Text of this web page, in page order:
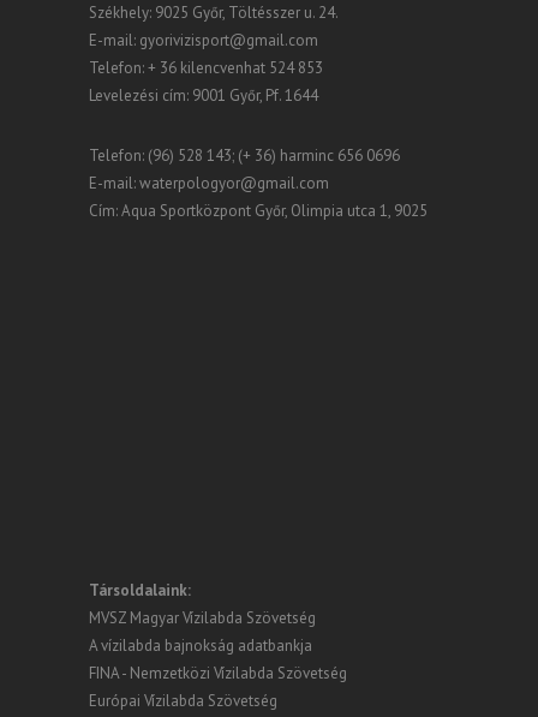
Székhely: 9025 Győr, Töltésszer u. 24.
E-mail: gyorivizisport@gmail.com
Telefon: + 36 kilencvenhat 524 853
Levelezési cím: 9001 Győr, Pf. 1644
Telefon: (96) 528 143; (+ 36) harminc 656 0696
E-mail:waterpologyor@gmail.com
Cím: Aqua Sportközpont Győr, Olimpia utca 1, 9025
Társoldalaink:
MVSZ Magyar Vízilabda Szövetség
A vízilabda bajnokság adatbankja
FINA - Nemzetközi Vízilabda Szövetség
Európai Vízilabda Szövetség